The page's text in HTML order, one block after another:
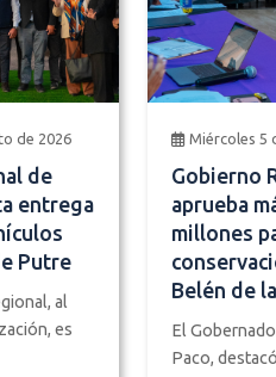
de 2026
de
entrega
Putre
al
es
Miércoles 5
Gobierno
aprueba
millones
Belén de la
El
Paco,